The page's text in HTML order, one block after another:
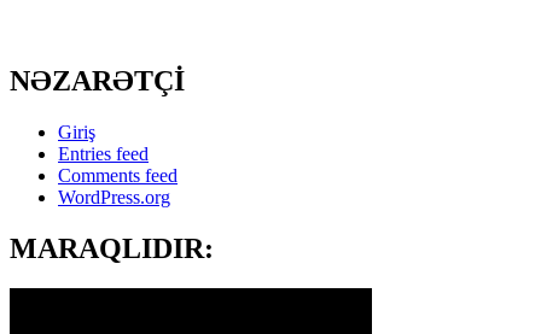
NƏZARƏTÇİ
Giriş
Entries feed
Comments feed
WordPress.org
MARAQLIDIR: